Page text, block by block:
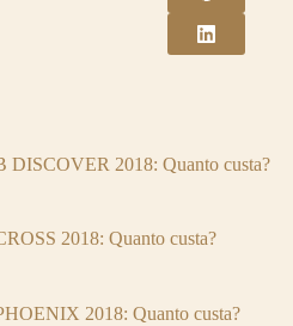
2018: Quanto custa?
2018: Quanto custa?
2018: Quanto custa?